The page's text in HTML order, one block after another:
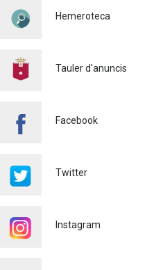
Hemeroteca
Tauler d'anuncis
Facebook
Twitter
Instagram